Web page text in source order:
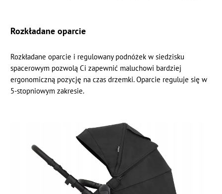
Rozkładane oparcie
Rozkładane oparcie i regulowany podnóżek w siedzisku
spacerowym pozwolą Ci zapewnić maluchowi bardziej
ergonomiczną pozycję na czas drzemki. Oparcie reguluje się w
5-stopniowym zakresie.